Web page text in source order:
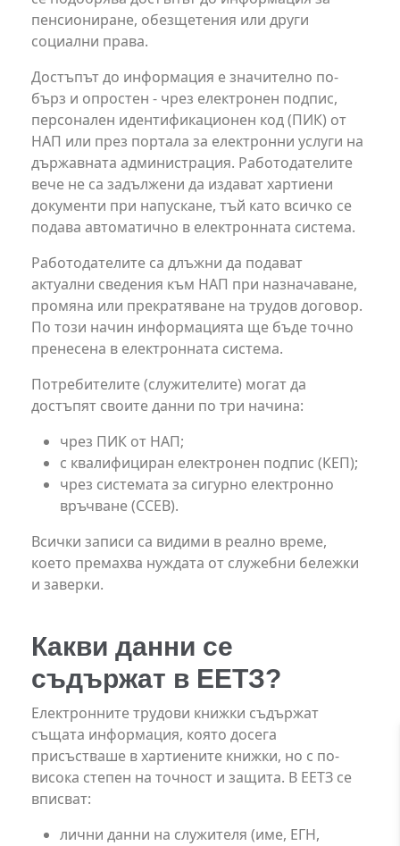
пенсиониране, обезщетения или други
социални права.
Достъпът до информация е значително по-
бърз и опростен - чрез електронен подпис,
персонален идентификационен код (ПИК) от
НАП или през портала за електронни услуги на
държавната администрация. Работодателите
вече не са задължени да издават хартиени
документи при напускане, тъй като всичко се
подава автоматично в електронната система.
Работодателите са длъжни да подават
актуални сведения към НАП при назначаване,
промяна или прекратяване на трудов договор.
По този начин информацията ще бъде точно
пренесена в електронната система.
Потребителите (служителите) могат да
достъпят своите данни по три начина:
чрез ПИК от НАП;
с квалифициран електронен подпис (КЕП);
чрез системата за сигурно електронно
връчване (ССЕВ).
Всички записи са видими в реално време,
което премахва нуждата от служебни бележки
и заверки.
Какви данни се
съдържат в ЕЕТЗ?
Електронните трудови книжки съдържат
същата информация, която досега
присъстваше в хартиените книжки, но с по-
висока степен на точност и защита. В ЕЕТЗ се
вписват:
лични данни на служителя (име, ЕГН,